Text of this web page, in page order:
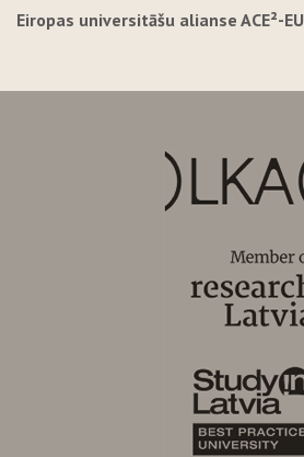
Eiropas universitāšu alianse ACE²-EU